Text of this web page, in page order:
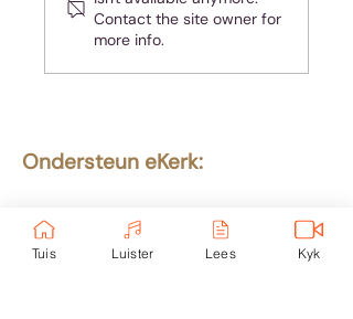
Contact the site owner for
more info.
Ondersteun eKerk:
ABSA Bank
Takkode: 632005
Tuis Luister Lees Kyk